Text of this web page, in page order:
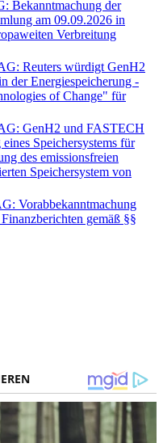
Bekanntmachung der
am 09.09.2026 in
Verbreitung
Reuters würdigt GenH2
der Energiespeicherung -
of Change" für
GenH2 und FASTECH
Speichersystems für
des emissionsfreien
Speichersystem von
Vorabbekanntmachung
gemäß §§